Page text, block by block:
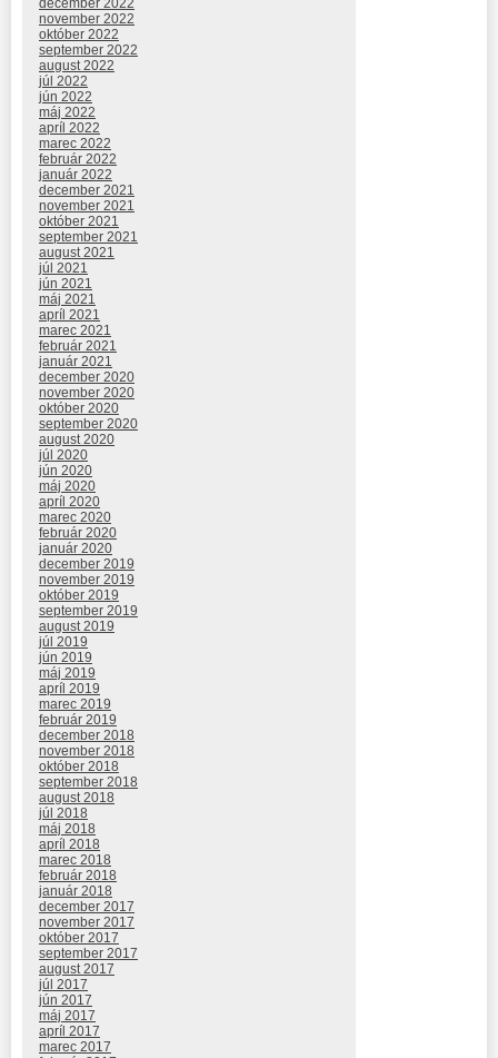
november 2022
október 2022
september 2022
august 2022
júl 2022
jún 2022
máj 2022
apríl 2022
marec 2022
február 2022
január 2022
december 2021
november 2021
október 2021
september 2021
august 2021
júl 2021
jún 2021
máj 2021
apríl 2021
marec 2021
február 2021
január 2021
december 2020
november 2020
október 2020
september 2020
august 2020
júl 2020
jún 2020
máj 2020
apríl 2020
marec 2020
február 2020
január 2020
december 2019
november 2019
október 2019
september 2019
august 2019
júl 2019
jún 2019
máj 2019
apríl 2019
marec 2019
február 2019
december 2018
november 2018
október 2018
september 2018
august 2018
júl 2018
máj 2018
apríl 2018
marec 2018
február 2018
január 2018
december 2017
november 2017
október 2017
september 2017
august 2017
júl 2017
jún 2017
máj 2017
apríl 2017
marec 2017